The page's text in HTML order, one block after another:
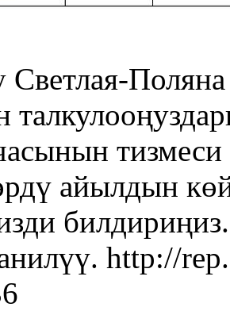
Светлая-
тизмеси
айылдын
http://